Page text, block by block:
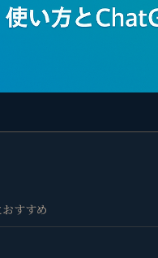
すすめ